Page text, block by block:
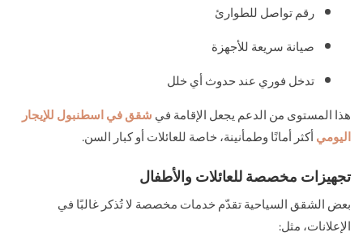
رقم تواصل للطوارئ
صيانة سريعة للأجهزة
تدخل فوري عند حدوث أي خلل
هذا المستوى من الدعم يجعل الإقامة فيشقق في اسطنبول للإيجار
اليوميأكثر أمانًا وطمأنينة، خاصة للعائلات أو كبار السن.
تجهيزات مخصصة للعائلات والأطفال
بعض الشقق السياحية تقدّم خدمات مخصصة لا تُذكر غالبًا في
الإعلانات، مثل: